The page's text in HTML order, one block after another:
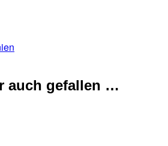
auch gefallen …